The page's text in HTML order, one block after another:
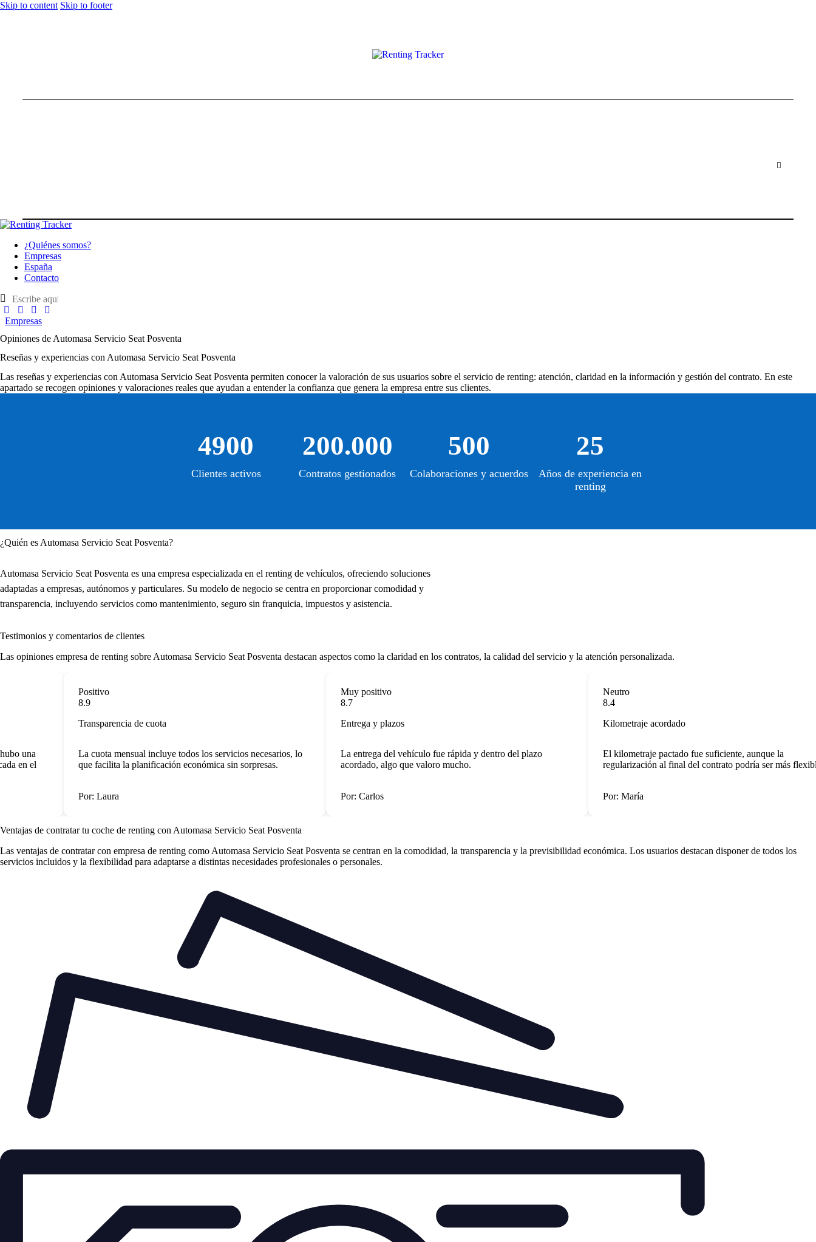
Skip to content Skip to footer
¿Quiénes somos?
Empresas
España
Contacto
Empresas
Opiniones de Automasa Servicio Seat Posventa
Reseñas y experiencias con Automasa Servicio Seat Posventa
Las reseñas y experiencias con Automasa Servicio Seat Posventa permiten conocer la valoración de sus usuarios sobre el servicio de renting: atención, claridad en la información y gestión del contrato. En este
apartado se recogen opiniones y valoraciones reales que ayudan a entender la confianza que genera la empresa entre sus clientes.
4900
Clientes activos
200.000
Contratos gestionados
500
Colaboraciones y acuerdos
25
Años de experiencia en
renting
¿Quién es Automasa Servicio Seat Posventa?
Automasa Servicio Seat Posventa es una empresa especializada en el renting de vehículos, ofreciendo soluciones
adaptadas a empresas, autónomos y particulares. Su modelo de negocio se centra en proporcionar comodidad y
transparencia, incluyendo servicios como mantenimiento, seguro sin franquicia, impuestos y asistencia.
Testimonios y comentarios de clientes
Las opiniones empresa de renting sobre Automasa Servicio Seat Posventa destacan aspectos como la claridad en los contratos, la calidad del servicio y la atención personalizada.
una
en el
Positivo
8.9
Transparencia de cuota
La cuota mensual incluye todos los servicios necesarios, lo
que facilita la planificación económica sin sorpresas.
Por: Laura
Muy positivo
8.7
Entrega y plazos
La entrega del vehículo fue rápida y dentro del plazo
acordado, algo que valoro mucho.
Por: Carlos
Neutro
8.4
Kilometraje acordado
El kilometraje pactado fue suficiente, aunque la
regularización al final del contrato podría ser más flexible.
Por: María
Ventajas de contratar tu coche de renting con Automasa Servicio Seat Posventa
Las ventajas de contratar con empresa de renting como Automasa Servicio Seat Posventa se centran en la comodidad, la transparencia y la previsibilidad económica. Los usuarios destacan disponer de todos los
servicios incluidos y la flexibilidad para adaptarse a distintas necesidades profesionales o personales.